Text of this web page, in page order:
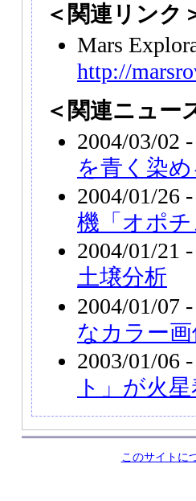
＜関連リンク
Mars
http://
＜関連ニュー
2004/03/02 -
を青く染
2004/01/26 -
機「オポ
2004/01/21 -
土壌分析
2004/01/07 -
なカラー画
2003/01/06 -
ト」が火
このサイトに